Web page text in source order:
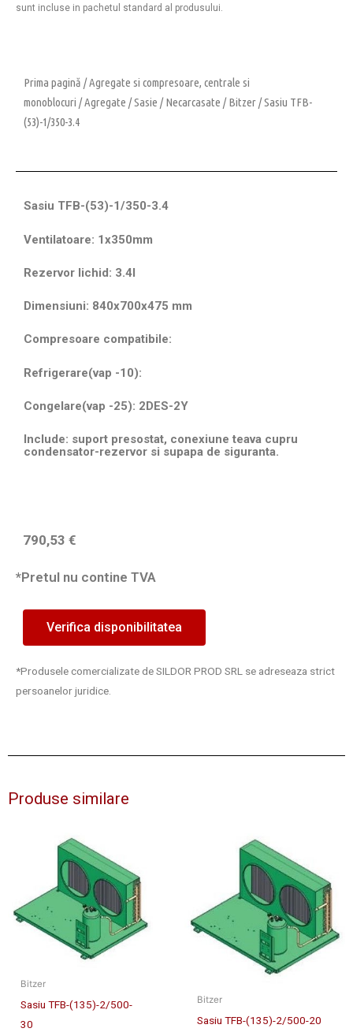
sunt incluse in pachetul standard al produsului.
Prima pagină /Agregate si compresoare, centrale si
monoblocuri /Agregate /Sasie /Necarcasate /Bitzer/ Sasiu TFB-
(53)-1/350-3.4
Sasiu TFB-(53)-1/350-3.4
Ventilatoare: 1x350mm
Rezervor lichid: 3.4l
Dimensiuni: 840x700x475 mm
Compresoare compatibile:
Refrigerare(vap -10):
Congelare(vap -25): 2DES-2Y
Include: suport presostat, conexiune teava cupru
condensator-rezervor si supapa de siguranta.
790,53 €
*Pretul nu contine TVA
Verifica disponibilitatea
*Produsele comercializate de SILDOR PROD SRL se adreseaza strict
persoanelor juridice.
Produse similare
Bitzer
Sasiu TFB-(135)-2/500-
30
Bitzer
Sasiu TFB-(135)-2/500-20